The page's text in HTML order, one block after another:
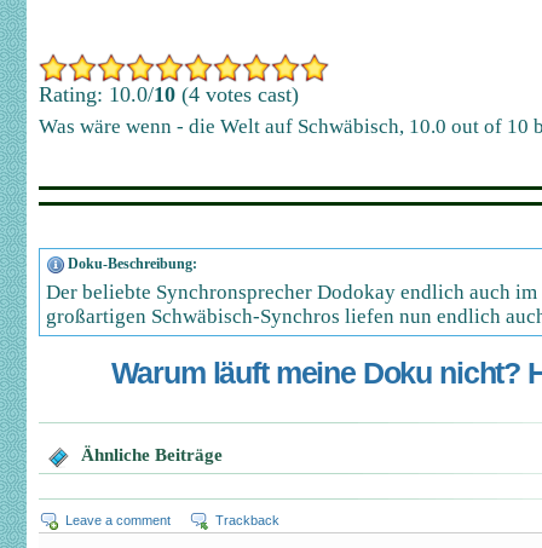
Rating: 10.0/10 (4 votes cast)
Was wäre wenn - die Welt auf Schwäbisch, 10.0 out of 10
Doku-Beschreibung:
Der beliebte Synchronsprecher Dodokay endlich auch im
großartigen Schwäbisch-Synchros liefen nun endlich
Warum läuft meine Doku nicht?
Ähnliche Beiträge
Leave a comment Trackback